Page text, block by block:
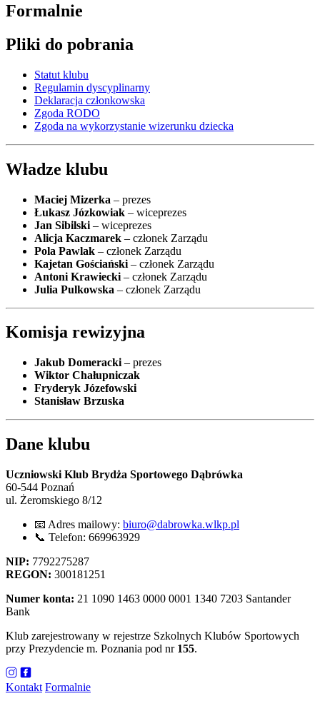
Formalnie
Pliki do pobrania
Statut klubu
Regulamin dyscyplinarny
Deklaracja członkowska
Zgoda RODO
Zgoda na wykorzystanie wizerunku dziecka
Władze klubu
Maciej Mizerka – prezes
Łukasz Józkowiak – wiceprezes
Jan Sibilski – wiceprezes
Alicja Kaczmarek – członek Zarządu
Pola Pawlak – członek Zarządu
Kajetan Gościański – członek Zarządu
Antoni Krawiecki – członek Zarządu
Julia Pulkowska – członek Zarządu
Komisja rewizyjna
Jakub Domeracki – prezes
Wiktor Chałupniczak
Fryderyk Józefowski
Stanisław Brzuska
Dane klubu
Uczniowski Klub Brydża Sportowego Dąbrówka
60-544 Poznań
ul. Żeromskiego 8/12
📧 Adres mailowy: biuro@dabrowka.wlkp.pl
📞 Telefon: 669963929
NIP: 7792275287
REGON: 300181251
Numer konta: 21 1090 1463 0000 0001 1340 7203 Santander
Bank
Klub zarejestrowany w rejestrze Szkolnych Klubów Sportowych
przy Prezydencie m. Poznania pod nr 155.
Kontakt Formalnie